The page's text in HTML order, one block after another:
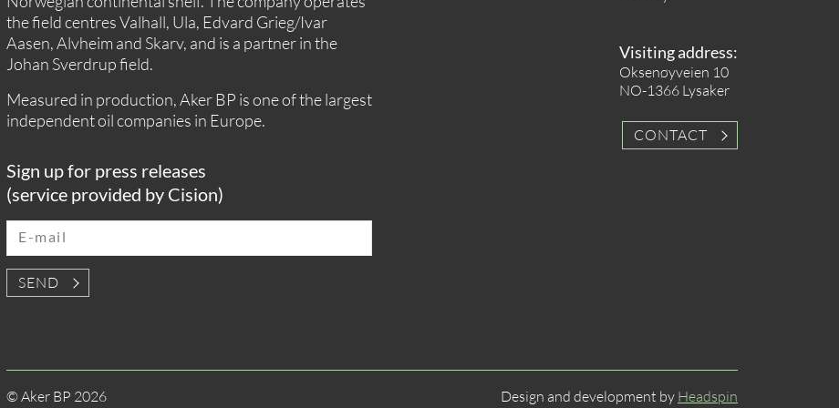
the field centres Valhall, Ula, Edvard Grieg/Ivar
Aasen, Alvheim and Skarv, and is a partner in the
Johan Sverdrup field.
Measured in production, Aker BP is one of the largest
independent oil companies in Europe.
Sign up for press releases
(service provided by Cision)
E-mail
SEND
Visiting address:
Oksenøyveien 10
NO-1366 Lysaker
CONTACT
© Aker BP 2026 Design and development by Headspin